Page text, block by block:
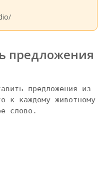
предложения
предложения из
к каждому животному
слово.